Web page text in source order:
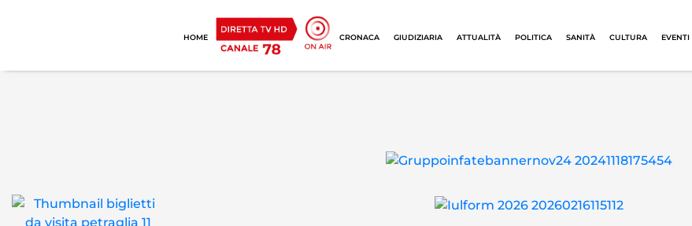
HOME CRONACA GIUDIZIARIA ATTUALITÀ POLITICA SANITÀ CULTURA EVENTI